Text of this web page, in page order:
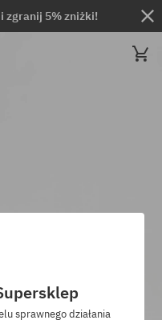
zgranij 5% zniżki!
sprawnego działania